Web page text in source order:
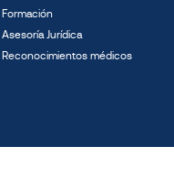
Formación
Asesoría Jurídica
Reconocimientos médicos